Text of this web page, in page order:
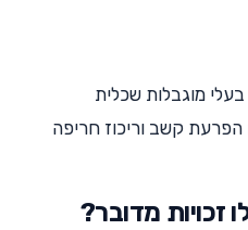
בעלי מוגבלות שכלית
קשב וריכוז חריפה
זכויות מדובר?